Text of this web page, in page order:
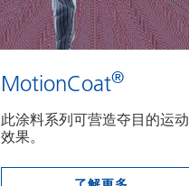
MotionCoat®
此涂料系列可营造夺目的运动
效果。